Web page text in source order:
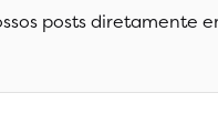
posts diretamente